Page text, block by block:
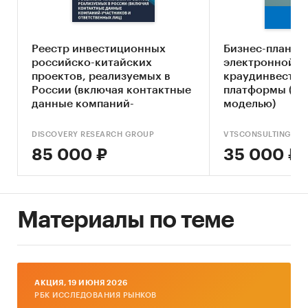
анализ российских и зарубежных публикаций
по данной теме в СМИ, Интернет сайтов,
данных РБК.
Исследование проведено в июле-августе 2013
года.
Язык отчета - русский.
Категории: Услуги для бизнеса
Инвестиции
Реестр инвестиционных
российско-китайских
проектов, реализуемых в
России (включая контактные
данные компаний-
лиц)
DISCOVERY RESEARCH GROUP
85 000 ₽
Бизнес-план
электронной
платформы (с
моделью)
VTSCONSULTING
35 000 ₽
Материалы по теме
AКЦИЯ, 19 ИЮНЯ 2026
РБК ИССЛЕДОВАНИЯ РЫНКОВ